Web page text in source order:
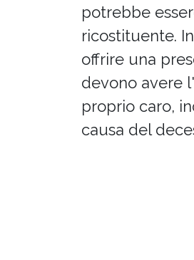
potrebbe
ricostituente.
offrire una
devono avere
proprio caro,
causa del